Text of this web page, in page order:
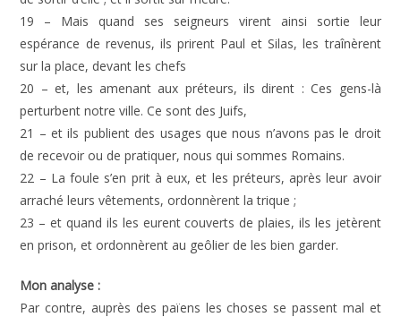
19 – Mais quand ses seigneurs virent ainsi sortie leur
espérance de revenus, ils prirent Paul et Silas, les traînèrent
sur la place, devant les chefs
20 – et, les amenant aux préteurs, ils dirent : Ces gens-là
perturbent notre ville. Ce sont des Juifs,
21 – et ils publient des usages que nous n’avons pas le droit
de recevoir ou de pratiquer, nous qui sommes Romains.
22 – La foule s’en prit à eux, et les préteurs, après leur avoir
arraché leurs vêtements, ordonnèrent la trique ;
23 – et quand ils les eurent couverts de plaies, ils les jetèrent
en prison, et ordonnèrent au geôlier de les bien garder.
Mon analyse :
Par contre, auprès des païens les choses se passent mal et